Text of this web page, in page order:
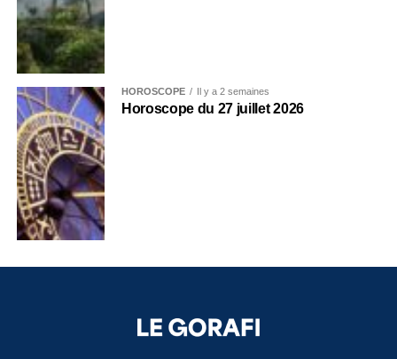
HOROSCOPE Il y a 2 semaines
Horoscope du 27 juillet 2026